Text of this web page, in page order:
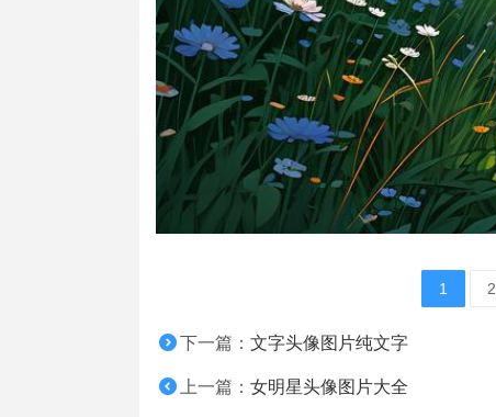
1 2
下一篇：文字头像图片纯文字
上一篇：女明星头像图片大全